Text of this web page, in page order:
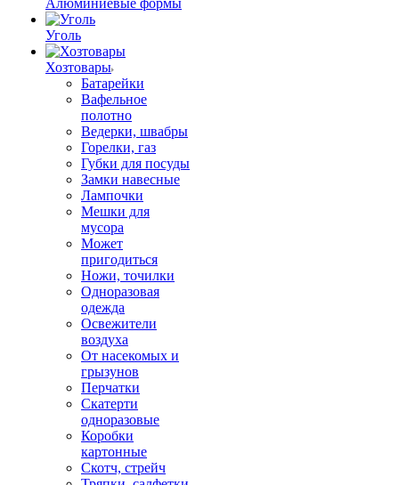
Алюминиевые формы
Уголь
Хозтовары
Батарейки
Вафельное
полотно
Ведерки, швабры
Горелки, газ
Губки для посуды
Замки навесные
Лампочки
Мешки для
мусора
Может
пригодиться
Ножи, точилки
Одноразовая
одежда
Освежители
воздуха
От насекомых и
грызунов
Перчатки
Скатерти
одноразовые
Коробки
картонные
Скотч, стрейч